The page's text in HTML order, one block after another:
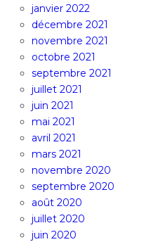
janvier 2022
décembre 2021
novembre 2021
octobre 2021
septembre 2021
juillet 2021
juin 2021
mai 2021
avril 2021
mars 2021
novembre 2020
septembre 2020
août 2020
juillet 2020
juin 2020